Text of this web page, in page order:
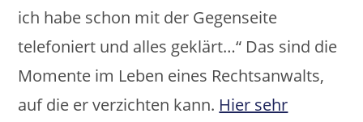
ich habe schon mit der Gegenseite
telefoniert und alles geklärt…“ Das sind die
Momente im Leben eines Rechtsanwalts,
auf die er verzichten kann. Hier sehr